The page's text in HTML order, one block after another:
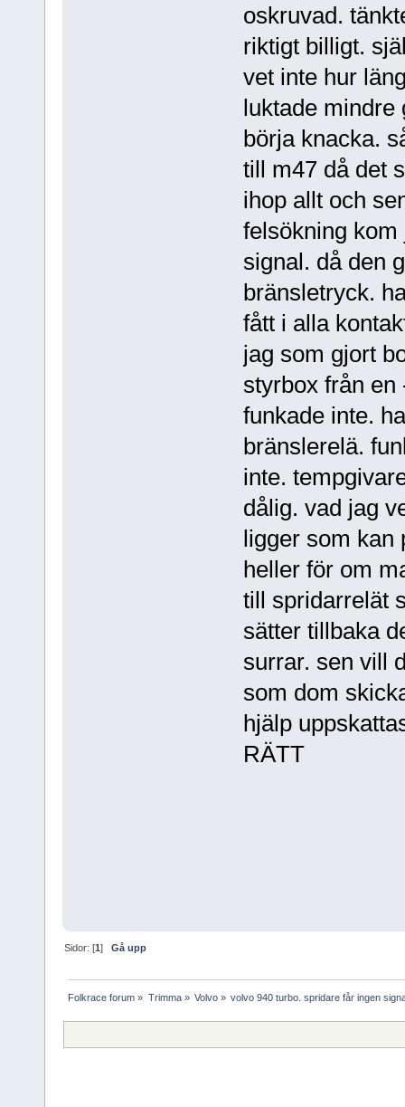
oskruvad.
riktigt billigt.
vet inte hur
luktade mindre
börja knacka.
till m47 då det
ihop allt och
felsökning
signal. då den
bränsletryck.
fått i alla
jag som gjort
styrbox från en
funkade inte.
bränslerelä.
inte.
dålig. vad jag
ligger som kan
heller för om
till spridarrelät
sätter tillbaka
surrar. sen vill
som dom
hjälp
RÄTT
Sidor: [1]Gå upp
Folkrace forum » Trimma» Volvo» volvo 940 turbo. spridare får ingen